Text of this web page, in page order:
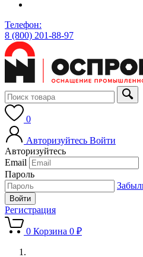
Телефон:
8 (800) 201-88-97
0
Авторизуйтесь Войти
Авторизуйтесь
Email
Пароль
Регистрация
0 Корзина 0 ₽